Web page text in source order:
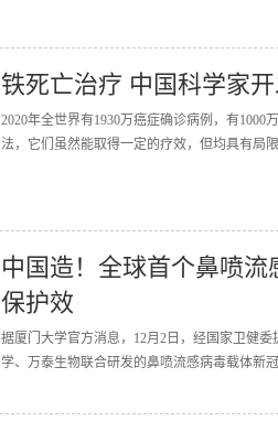
铁死亡治疗 中国科学家
2020年全世界有1930万癌症确诊病例，有
法，它们虽然能取得一定的疗效，但均具有局
中国造！全球首个鼻喷
保护效
据厦门大学官方消息，12月2日，经国家卫健
学、万泰生物联合研发的鼻喷流感病毒载体新